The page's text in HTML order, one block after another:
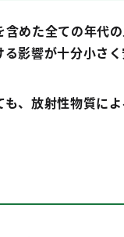
めた全ての年代
影響が十分小さ
、放射性物質に